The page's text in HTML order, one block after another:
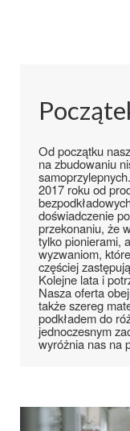
Od początku
na zbudowaniu
samoprzylepnych
2017 roku od
doświadczenie
przekonaniu, że
tylko pionierami,
wyzwaniom,
częściej
Kolejne lata i
Naszaoferta
także szereg
podkłademdo
jednoczesnym
wyróżnia nas na